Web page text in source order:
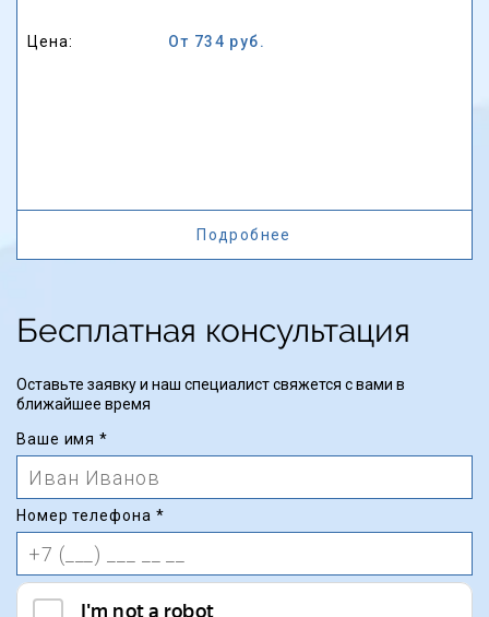
Цена: От 734 руб.
Подробнее
Бесплатная консультация
Оставьте заявку и наш специалист свяжется с вами в
ближайшее время
Ваше имя*
Номер телефона *